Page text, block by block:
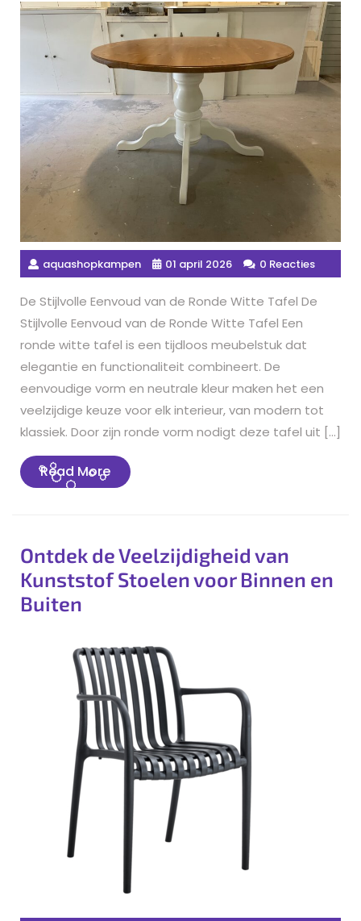
aquashopkampen 01 april 2026 0 Reacties
De Stijlvolle Eenvoud van de Ronde Witte Tafel De
Stijlvolle Eenvoud van de Ronde Witte Tafel Een
ronde witte tafel is een tijdloos meubelstuk dat
elegantie en functionaliteit combineert. De
eenvoudige vorm en neutrale kleur maken het een
veelzijdige keuze voor elk interieur, van modern tot
klassiek. Door zijn ronde vorm nodigt deze tafel uit […]
Read MoreRead
More
Ontdek de Veelzijdigheid van
Kunststof Stoelen voor Binnen en
Buiten